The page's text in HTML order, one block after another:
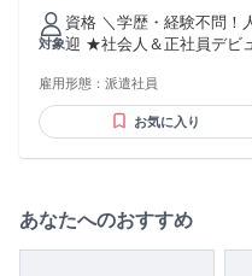
インセンティブあり └最大月
通勤交通費全額支給 ※経
す。 ※残業代は別途全額
対象
資格 ＼学歴・経験不問
迎 ★社会人＆正社員デビュー歓迎 ※タブレッ
と話をするのが好きな方
ぶ姿勢を大切にできる方 ★現在、社員の9割が未経験入社の
20代！ ・飲食店スタッ
雇用形態： 派遣社員
お気に入り
あなたへのおすすめ